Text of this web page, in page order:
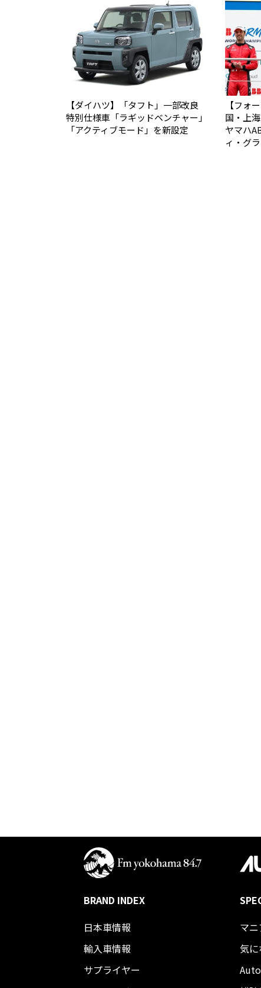
【ダイハツ】「タフト」一部改良
特別仕様車「ラギッドベンチャー」
「アクティブモード」を新設定
【フォ
国・上
ヤマハ
ィ・グ
BRAND INDEX
日本車情報​
輸入車情報
サプライヤー
マ
気